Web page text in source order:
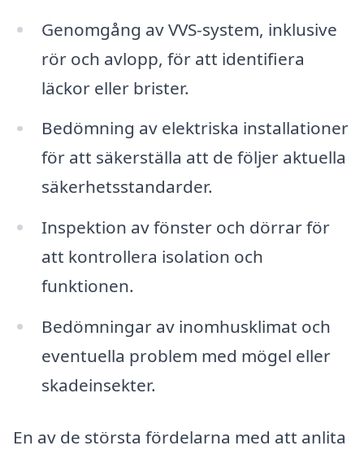
Genomgång av VVS-system, inklusive
rör och avlopp, för att identifiera
läckor eller brister.
Bedömning av elektriska installationer
för att säkerställa att de följer aktuella
säkerhetsstandarder.
Inspektion av fönster och dörrar för
att kontrollera isolation och
funktionen.
Bedömningar av inomhusklimat och
eventuella problem med mögel eller
skadeinsekter.
En av de största fördelarna med att anlita